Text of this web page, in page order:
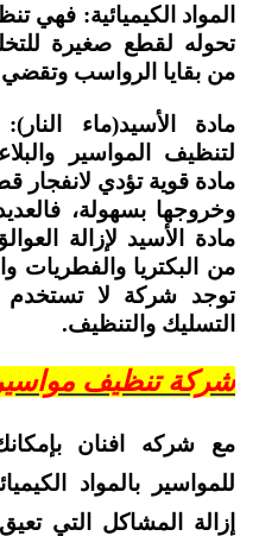
المواد الكيميائية:
تحوله لقطع صغيرة
من بقايا الرواسب وتقضي
مادة الأسيد(ماء
لتنظيف المواسير
مادة قوية تؤدي لانفجار
وخروجها بسهولة،
مادة الأسيد لإزالة
من البكتريا والفطريات
توجد شركة لا تستخدم
التسليك والتنظيف.
شركة تنظيف
مع شركه افنان
للمواسير بالمواد
إزالة المشاكل التي